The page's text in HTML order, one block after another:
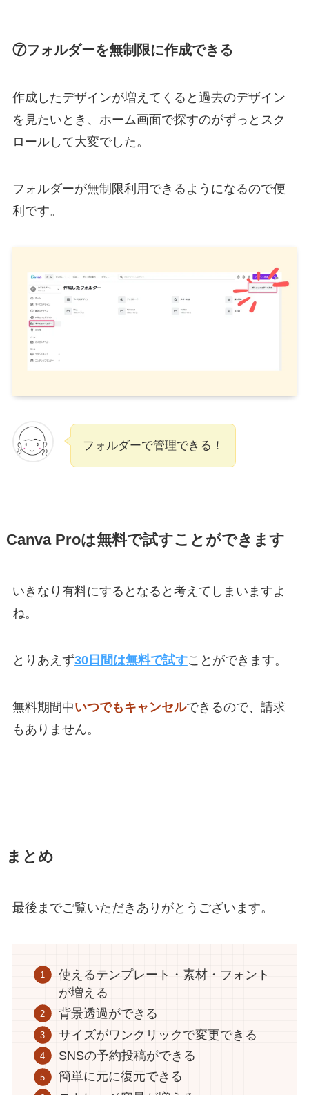
⑦フォルダーを無制限に作成できる
作成したデザインが増えてくると過去のデザイン
を見たいとき、ホーム画面で探すのがずっとスク
ロールして大変でした。
フォルダーが無制限利用できるようになるので便
利です。
フォルダーで管理できる！
Canva Proは無料で試すことができます
いきなり有料にするとなると考えてしまいますよ
ね。
とりあえず30日間は無料で試すことができます。
無料期間中いつでもキャンセルできるので、請求
もありません。
まとめ
最後までご覧いただきありがとうございます。
使えるテンプレート・素材・フォント
が増える
背景透過ができる
サイズがワンクリックで変更できる
SNSの予約投稿ができる
簡単に元に復元できる